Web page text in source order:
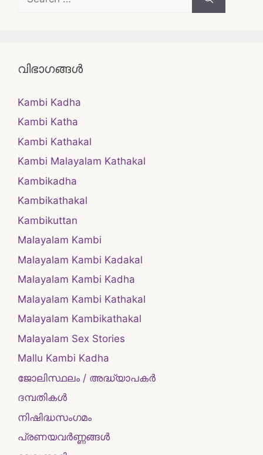
for:
വിഭാഗങ്ങൾ
Kambi Kadha
Kambi Katha
Kambi Kathakal
Kambi Malayalam Kathakal
Kambikadha
Kambikathakal
Kambikuttan
Malayalam Kambi
Malayalam Kambi Kadakal
Malayalam Kambi Kadha
Malayalam Kambi Kathakal
Malayalam Kambikathakal
Malayalam Sex Stories
Mallu Kambi Kadha
ജോലിസ്ഥലം / അദ്ധ്യാപകർ
ദമ്പതികള്‍
നിഷിദ്ധസംഗമം
പ്രണയവർണ്ണങ്ങൾ